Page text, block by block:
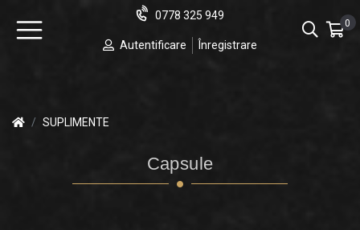
0778 325 949
Autentificare Înregistrare
0
SUPLIMENTE
Capsule